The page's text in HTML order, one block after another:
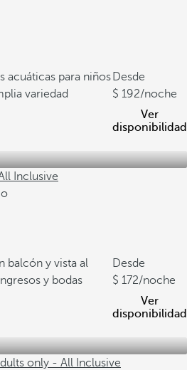
acuáticas para niños
variedad
Desde
192/noche
Ver
disponibilidad
Inclusive
balcón y vista al
y bodas
Desde
172/noche
Ver
disponibilidad
only - All Inclusive